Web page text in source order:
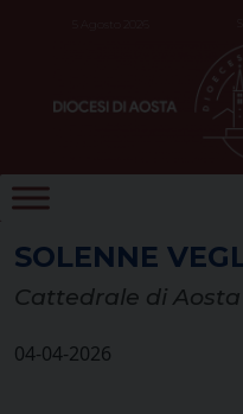
SOLENNE
Cattedrale di Aosta
04-04-2026